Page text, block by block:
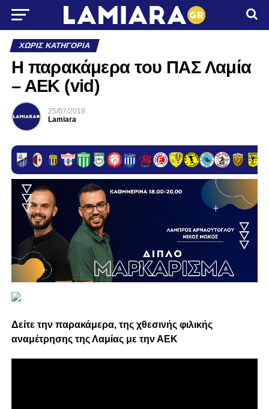
ΧΩΡΊΣ ΚΑΤΗΓΟΡΊΑ
Η παρακάμερα του ΠΑΣ Λαμία
– ΑΕΚ (vid)
25/07/2019
Lamiara
Δείτε την παρακάμερα, της χθεσινής φιλικής
αναμέτρησης της Λαμίας με την ΑΕΚ